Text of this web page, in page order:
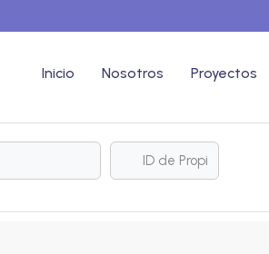
Inicio Nosotros Proyectos